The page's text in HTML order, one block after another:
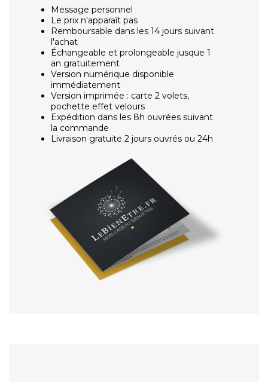
Message personnel
Le prix n'apparaît pas
Remboursable dans les 14 jours suivant
l'achat
Échangeable et prolongeable jusque 1
an gratuitement
Version numérique disponible
immédiatement
Version imprimée : carte 2 volets,
pochette effet velours
Expédition dans les 8h ouvrées suivant
la commande
Livraison gratuite 2 jours ouvrés ou 24h